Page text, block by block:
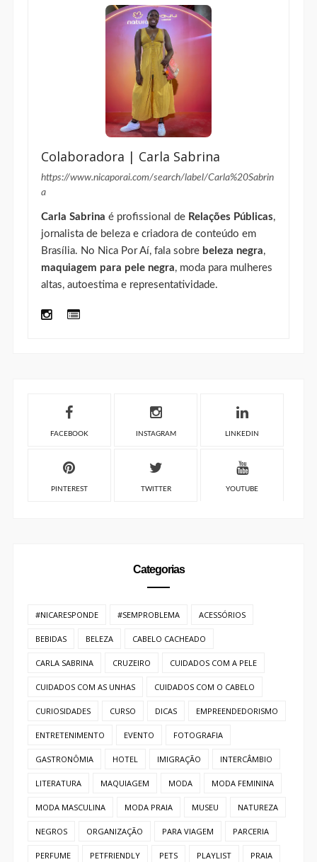
Colaboradora | Carla Sabrina
https://www.nicaporai.com/search/label/Carla%20Sabrin
a
Carla Sabrina é profissional de Relações Públicas,
jornalista de beleza e criadora de conteúdo em
Brasília. No Nica Por Aí, fala sobre beleza negra,
maquiagem para pele negra, moda para mulheres
altas, autoestima e representatividade.
FACEBOOK INSTAGRAM LINKEDIN
PINTEREST TWITTER YOUTUBE
Categorias
#NICARESPONDE #SEMPROBLEMA ACESSÓRIOS
BEBIDAS BELEZA CABELO CACHEADO
CARLA SABRINA CRUZEIRO CUIDADOS COM A PELE
CUIDADOS COM AS UNHAS CUIDADOS COM O CABELO
CURIOSIDADES CURSO DICAS EMPREENDEDORISMO
ENTRETENIMENTO EVENTO FOTOGRAFIA
GASTRONÔMIA HOTEL IMIGRAÇÃO INTERCÂMBIO
LITERATURA MAQUIAGEM MODA MODA FEMININA
MODA MASCULINA MODA PRAIA MUSEU NATUREZA
NEGROS ORGANIZAÇÃO PARA VIAGEM PARCERIA
PERFUME PETFRIENDLY PETS PLAYLIST PRAIA